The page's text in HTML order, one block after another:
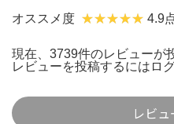
オススメ度 4.9
現在、3739件のレビューが
レビューを投稿するには ロ
レビ